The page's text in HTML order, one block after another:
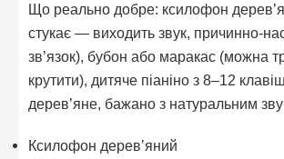
Що реально добре: ксилофон
стукає — виходить звук, причинно-
зв’язок), бубон або маракас (можна
крутити), дитяче піаніно з 8–12
дерев’яне, бажано з натуральним
Ксилофон дерев’яний